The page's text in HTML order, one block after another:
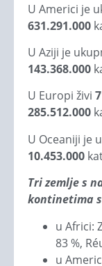
U Americi je
631.291.000
U Aziji je
143.368.000
U Europi živi
285.512.000
U Oceaniji je
10.453.000
Tri zemlje s
kontinetima
u Africi:
83 %,
u